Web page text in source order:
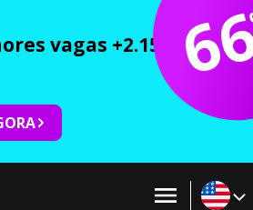
vagas +2.150 cursos